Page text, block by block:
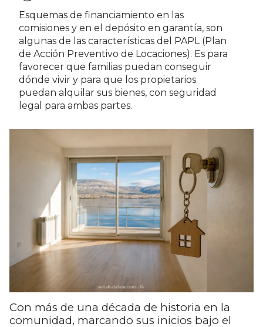
Esquemas de financiamiento en las
comisiones y en el depósito en garantía, son
algunas de las características del PAPL (Plan
de Acción Preventivo de Locaciones). Es para
favorecer que familias puedan conseguir
dónde vivir y para que los propietarios
puedan alquilar sus bienes, con seguridad
legal para ambas partes.
Con más de una década de historia en la
comunidad, marcando sus inicios bajo el